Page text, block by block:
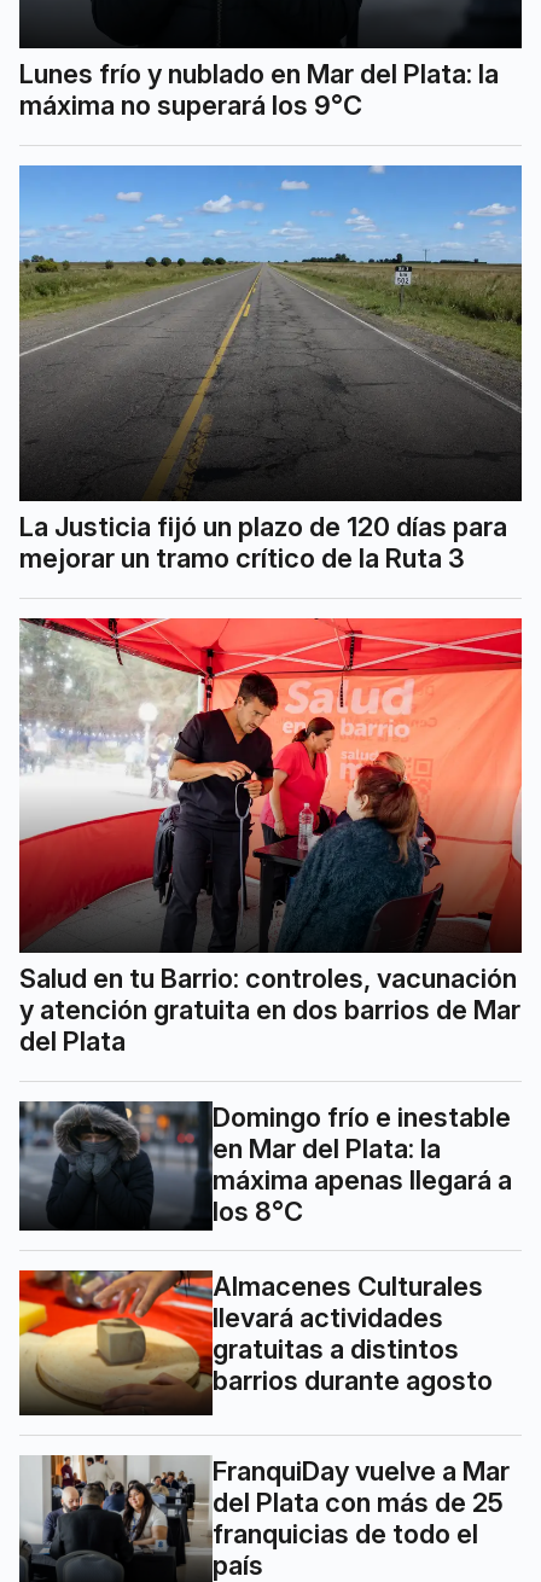
Lunes frío y nublado en Mar del Plata: la
máxima no superará los 9°C
La Justicia fijó un plazo de 120 días para
mejorar un tramo crítico de la Ruta 3
Salud en tu Barrio: controles, vacunación
y atención gratuita en dos barrios de Mar
del Plata
Domingo frío e inestable
en Mar del Plata: la
máxima apenas llegará a
los 8°C
Almacenes Culturales
llevará actividades
gratuitas a distintos
barrios durante agosto
FranquiDay vuelve a Mar
del Plata con más de 25
franquicias de todo el
país